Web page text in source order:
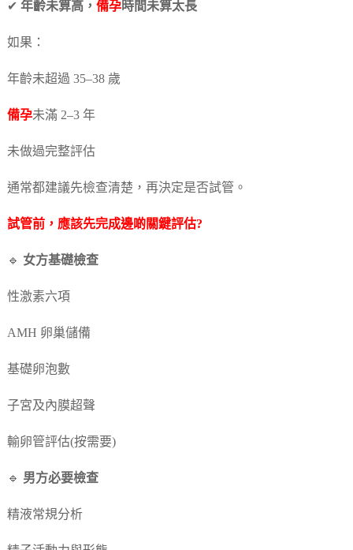
✔ 年齡未算高， 備孕時間未算太長
如果：
年齡未超過 35–38 歲
備孕未滿 2–3 年
未做過完整評估
通常都建議先檢查清楚，再決定是否試管。
試管前，應該先完成邊啲關鍵評估?
🔹 女方基礎檢查
性激素六項
AMH 卵巢儲備
基礎卵泡數
子宮及內膜超聲
輸卵管評估(按需要)
🔹 男方必要檢查
精液常規分析